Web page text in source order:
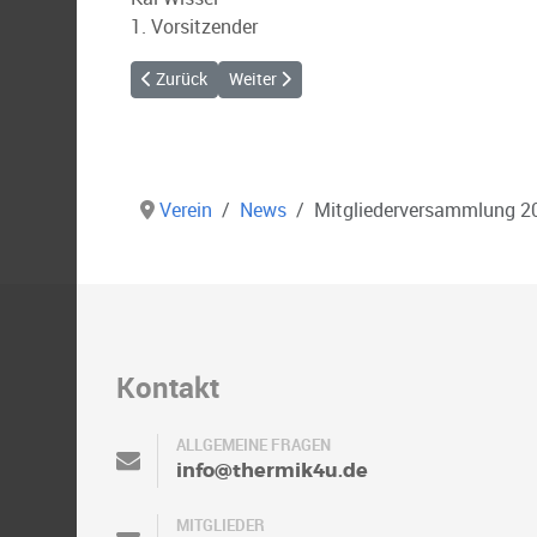
1. Vorsitzender
Vorheriger Beitrag: Fliegerfest Lasserg, wichtige Infos
Zurück Nächster Beitrag: Rosenberg wieder
Weiter
Verein News Mitgliederversammlung
Kontakt
ALLGEMEINE FRAGEN
info@thermik4u.de
MITGLIEDER